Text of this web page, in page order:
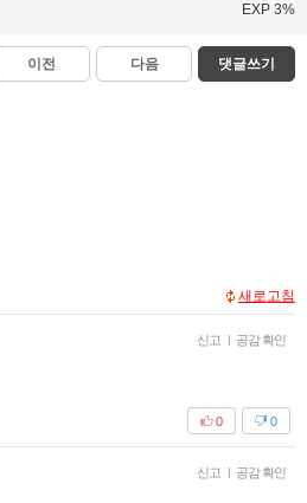
EXP 3%
이전 다음 댓글쓰기
새로고침
신고 | 공감 확인
0
0
신고 | 공감 확인